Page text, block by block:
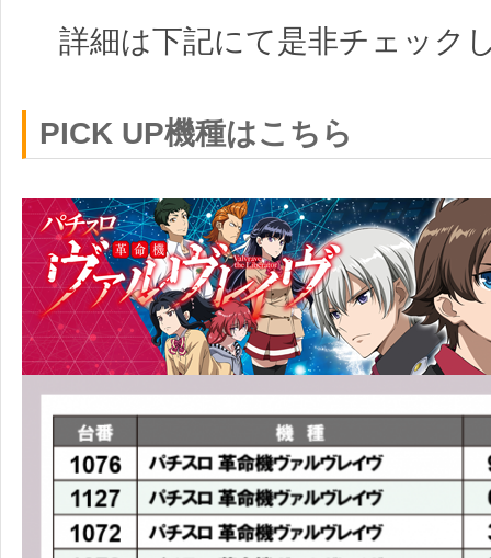
詳細は下記にて是非チェック
PICK UP機種はこちら